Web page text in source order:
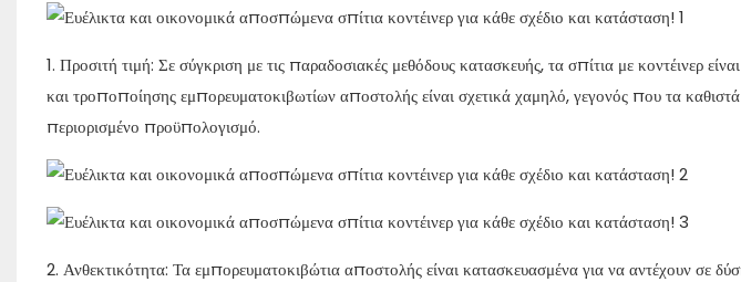
1. Προσιτή τιμή: Σε σύγκριση με τις παραδοσιακές μεθόδους κατασκευής, τα σπίτια με κοντέινερ
και τροποποίησης εμπορευματοκιβωτίων αποστολής είναι σχετικά χαμηλό, γεγονός που τα
περιορισμένο προϋπολογισμό.
2. Ανθεκτικότητα: Τα εμπορευματοκιβώτια αποστολής είναι κατασκευασμένα για να αντέχουν σε